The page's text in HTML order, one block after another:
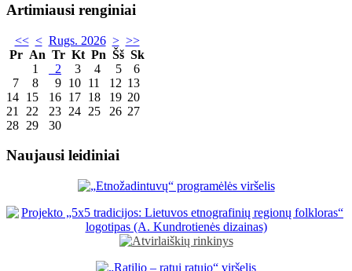
Artimiausi renginiai
<< < Rugs. 2026 > >>
Pr An Tr Kt Pn Šš Sk
1
2 3 4 5
6
7
8 9 10 11 12 13
14 15 16 17 18 19 20
21
22 23 24 25 26 27
28 29 30
Naujausi leidiniai